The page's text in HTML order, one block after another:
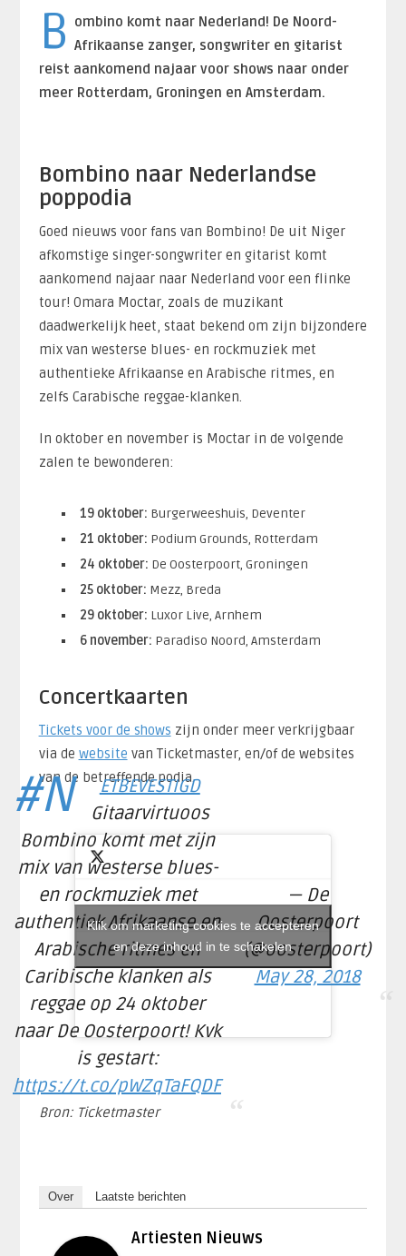
B
ombino komt naar Nederland! De Noord-
Afrikaanse zanger, songwriter en gitarist
reist aankomend najaar voor shows naar onder
meer Rotterdam, Groningen en Amsterdam.
Bombino naar Nederlandse
poppodia
Goed nieuws voor fans van Bombino! De uit Niger
afkomstige singer-songwriter en gitarist komt
aankomend najaar naar Nederland voor een flinke
tour! Omara Moctar, zoals de muzikant
daadwerkelijk heet, staat bekend om zijn bijzondere
mix van westerse blues- en rockmuziek met
authentieke Afrikaanse en Arabische ritmes, en
zelfs Carabische reggae-klanken.
In oktober en november is Moctar in de volgende
zalen te bewonderen:
19 oktober: Burgerweeshuis, Deventer
21 oktober: Podium Grounds, Rotterdam
24 oktober: De Oosterpoort, Groningen
25 oktober: Mezz, Breda
29 oktober: Luxor Live, Arnhem
6 november: Paradiso Noord, Amsterdam
Concertkaarten
Tickets voor de shows zijn onder meer verkrijgbaar
via de website van Ticketmaster, en/of de websites
van de betreffende podia.
#N
ETBEVESTIGD
Gitaarvirtuoos
Bombino komt met zijn
mix van westerse blues-
en rockmuziek met
authentiek Afrikaanse en
Arabische ritmes en
Caribische klanken als
reggae op 24 oktober
naar De Oosterpoort! Kvk
is gestart:
https://t.co/pWZqTaFQDF
— De
Oosterpoort
(@oosterpoort)
May 28, 2018
Klik om marketing cookies te accepteren
en deze inhoud in te schakelen
Bron: Ticketmaster
Over Laatste berichten
Artiesten Nieuws